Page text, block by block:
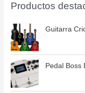
Productos
Guitarra
Pedal Boss